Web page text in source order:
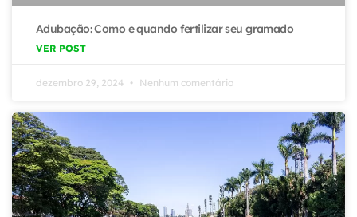
Adubação: Como e quando fertilizar seu gramado
VER POST
dezembro 29, 2024 Nenhum comentário